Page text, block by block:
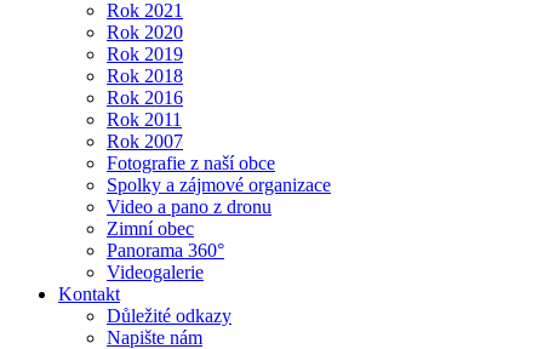
Rok 2021
Rok 2020
Rok 2019
Rok 2018
Rok 2016
Rok 2011
Rok 2007
Fotografie z naší obce
Spolky a zájmové organizace
Video a pano z dronu
Zimní obec
Panorama 360°
Videogalerie
Kontakt
Důležité odkazy
Napište nám